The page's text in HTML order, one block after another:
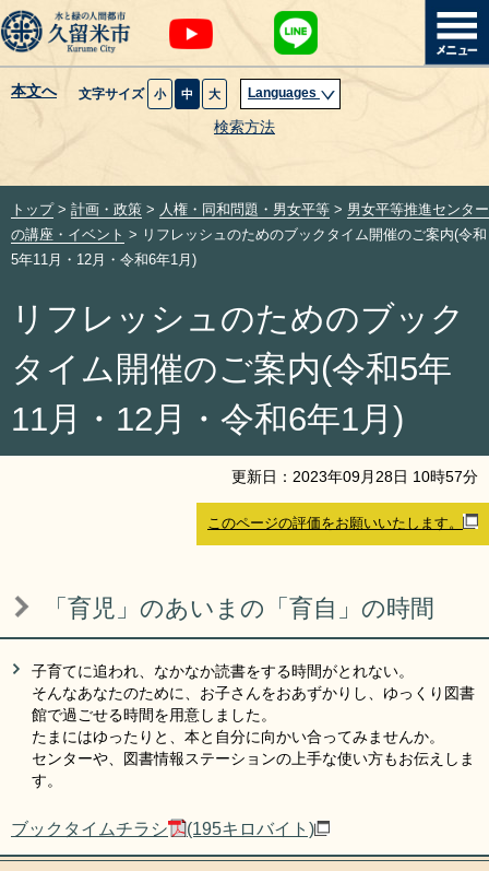
本文へ 文字サイズ 小 中 大 Languages
検索方法
暮らし・届出
健康・医療・福祉
創業・産業・ビジネス
計画・政策
組織から探す
利用ガイド
サイトについて
閉じる
トップ> 計画・政策 > 人権・同和問題・男女平等 > 男女平等推進センター
の講座・イベント > リフレッシュのためのブックタイム開催のご案内(令和
5年11月・12月・令和6年1月)
リフレッシュのためのブック
タイム開催のご案内(令和5年
11月・12月・令和6年1月)
更新日： 2023年09月 28日 10時57分
このページの評価をお願いいたします。
「育児」のあいまの「育自」の時間
子育てに追われ、なかなか読書をする時間がとれない。
そんなあなたのために、お子さんをおあずかりし、ゆっくり図書
館で過ごせる時間を用意しました。
たまにはゆったりと、本と自分に向かい合ってみませんか。
センターや、図書情報ステーションの上手な使い方もお伝えしま
す。
ブックタイムチラシ (195キロバイト)